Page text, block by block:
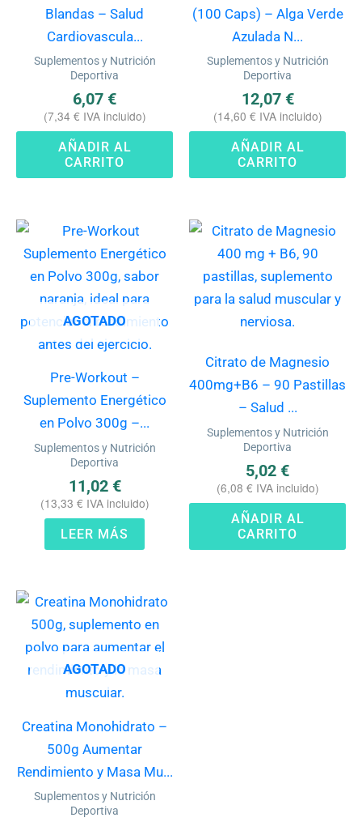
Blandas – Salud
Cardiovascula...
Suplementos y Nutrición
Deportiva
6,07 €
(7,34 € IVA incluido)
AÑADIR AL
CARRITO
(100 Caps) – Alga Verde
Azulada N...
Suplementos y Nutrición
Deportiva
12,07 €
(14,60 € IVA incluido)
AÑADIR AL
CARRITO
AGOTADO
Pre-Workout –
Suplemento Energético
en Polvo 300g –...
Suplementos y Nutrición
Deportiva
11,02 €
(13,33 € IVA incluido)
LEER MÁS
Citrato de Magnesio
400mg+B6 – 90 Pastillas
– Salud ...
Suplementos y Nutrición
Deportiva
5,02 €
(6,08 € IVA incluido)
AÑADIR AL
CARRITO
AGOTADO
Creatina Monohidrato –
500g Aumentar
Rendimiento y Masa Mu...
Suplementos y Nutrición
Deportiva